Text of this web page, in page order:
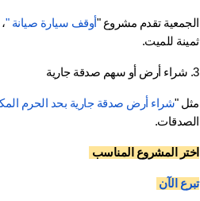
الجمعية تقدم مشروع " أوقف سيارة صيانة "
ثمينة للميت.
3. شراء أرض أو سهم صدقة جارية
مثل "شراء أرض صدقة جارية بحد الحرم
الصدقات.
اختر المشروع المناسب
تبرع الآن